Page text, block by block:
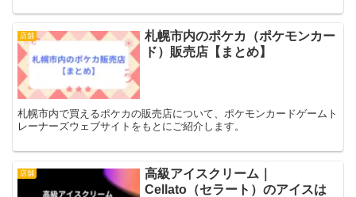
店舗
札幌市内のポケカ（ポケモンカー
ド）販売店【まとめ】
札幌市内で買えるポケカの販売店について、ポケモンカードゲームト
レーナーズウェブサイトをもとにご紹介します。
店舗
高級アイスクリーム｜
Cellato（セラート）のアイスは